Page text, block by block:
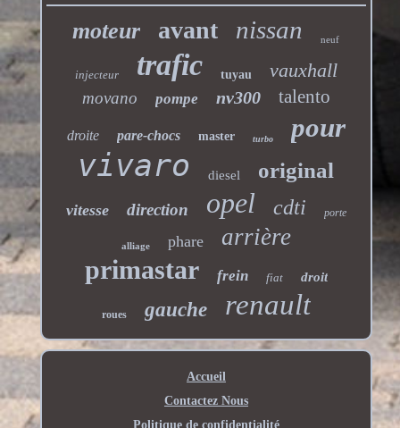
moteur avant nissan neuf
injecteur trafic tuyau vauxhall
movano pompe nv300 talento
droite pare-chocs master turbo pour
vivaro diesel original
vitesse direction opel cdti porte
alliage phare arrière
primastar frein fiat droit
roues gauche renault
Accueil
Contactez Nous
Politique de confidentialité